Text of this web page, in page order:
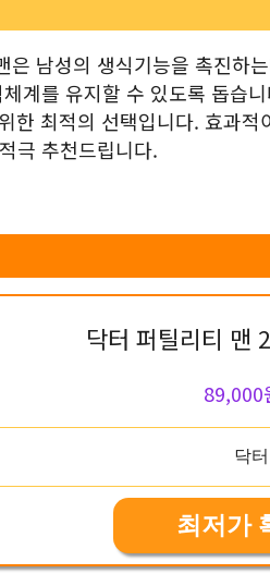
은 남성의 생식기능을 촉진하
계를 유지할 수 있도록 돕습
한 최적의 선택입니다. 효과
극 추천드립니다.
닥터 퍼틸리티 맨
89,000
최저가